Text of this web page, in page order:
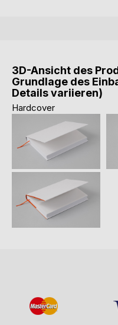
3D-Ansicht des
Grundlage des
Details variieren)
Hardcover